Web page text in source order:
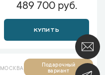
489 700 руб.
КУПИТЬ
МОСКВА
Подарочный
вариант